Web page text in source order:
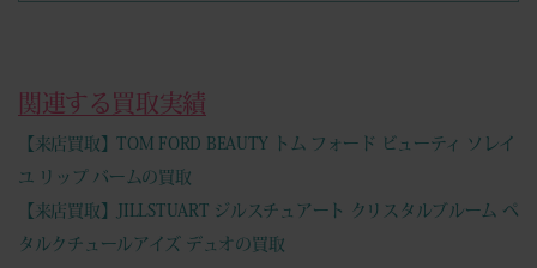
関連する買取実績
【来店買取】TOM FORD BEAUTY トム フォード ビューティ ソレイ
ユ リップ バームの買取
【来店買取】JILLSTUART ジルスチュアート クリスタルブルーム ペ
タルクチュールアイズ デュオの買取